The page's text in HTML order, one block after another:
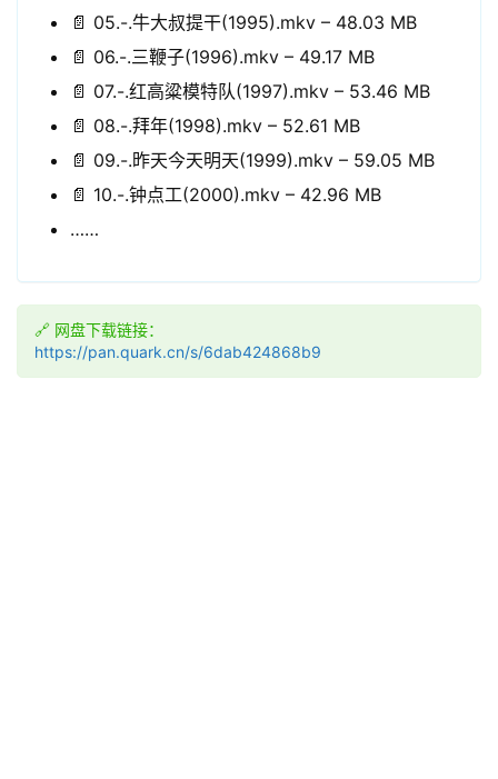
券
入
口
📄 05.-.牛大叔提干(1995).mkv – 48.03 MB
📄 06.-.三鞭子(1996).mkv – 49.17 MB
📄 07.-.红高粱模特队(1997).mkv – 53.46 MB
📄 08.-.拜年(1998).mkv – 52.61 MB
📄 09.-.昨天今天明天(1999).mkv – 59.05 MB
📄 10.-.钟点工(2000).mkv – 42.96 MB
……
🔗 网盘下载链接：
https://pan.quark.cn/s/6dab424868b9